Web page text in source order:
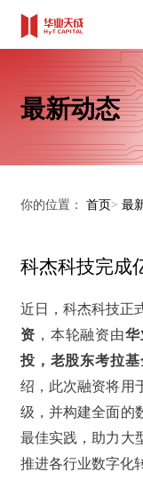
最新动态
你的位置： 首页> 最
科杰科技完成
近日，科杰科技正
资 ，本轮融资由
投，老股东考拉
绍，此次融资将用
级，并构建全面的
最佳实践，助力大
推进各行业数字化